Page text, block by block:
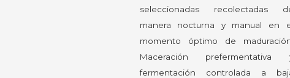
seleccionadas recolectadas
manera nocturna y manual en
momento óptimo de
Maceración prefermentativa
fermentación controlada a